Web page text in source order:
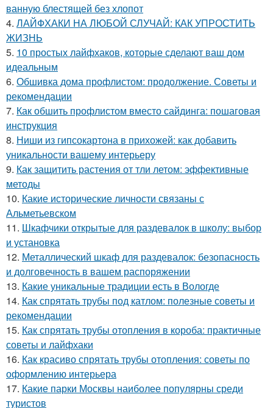
ванную блестящей без хлопот
4. ЛАЙФХАКИ НА ЛЮБОЙ СЛУЧАЙ: КАК УПРОСТИТЬ
ЖИЗНЬ
5. 10 простых лайфхаков, которые сделают ваш дом
идеальным
6. Обшивка дома профлистом: продолжение. Советы и
рекомендации
7. Как обшить профлистом вместо сайдинга: пошаговая
инструкция
8. Ниши из гипсокартона в прихожей: как добавить
уникальности вашему интерьеру
9. Как защитить растения от тли летом: эффективные
методы
10. Какие исторические личности связаны с
Альметьевском
11. Шкафчики открытые для раздевалок в школу: выбор
и установка
12. Металлический шкаф для раздевалок: безопасность
и долговечность в вашем распоряжении
13. Какие уникальные традиции есть в Вологде
14. Как спрятать трубы под катлом: полезные советы и
рекомендации
15. Как спрятать трубы отопления в короба: практичные
советы и лайфхаки
16. Как красиво спрятать трубы отопления: советы по
оформлению интерьера
17. Какие парки Москвы наиболее популярны среди
туристов